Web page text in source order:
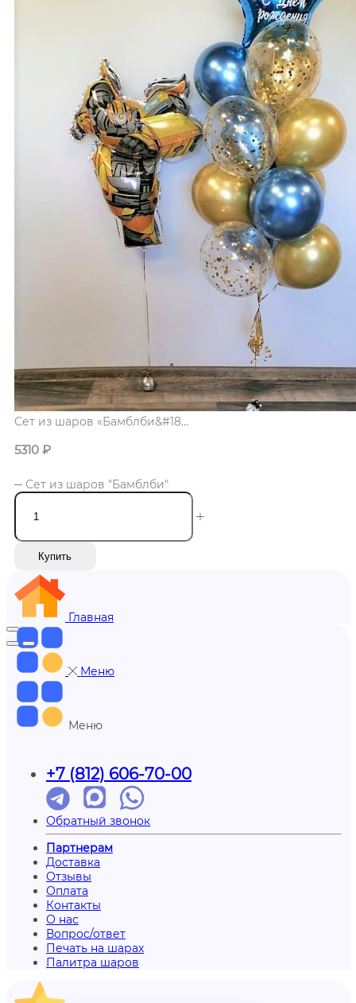
Сет из шаров «Бамблби&#18...
5310 ₽
Сет из шаров "Бамблби"
Купить
Главная
Меню
Меню
+7 (812) 606-70-00
Обратный звонок
Партнерам
Доставка
Отзывы
Оплата
Контакты
О нас
Вопрос/ответ
Печать на шарах
Палитра шаров